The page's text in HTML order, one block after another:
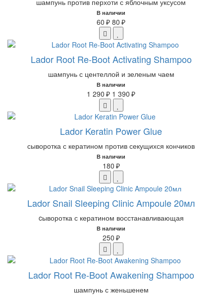
шампунь против перхоти с яблочным уксусом
В наличии
60 ₽ 80 ₽
Lador Root Re-Boot Activating Shampoo
шампунь с центеллой и зеленым чаем
В наличии
1 290 ₽ 1 390 ₽
Lador Keratin Power Glue
сыворотка с кератином против секущихся кончиков
В наличии
180 ₽
Lador Snail Sleeping Clinic Ampoule 20мл
cыворотка с кератином восстанавливающая
В наличии
250 ₽
Lador Root Re-Boot Awakening Shampoo
шампунь с женьшенем